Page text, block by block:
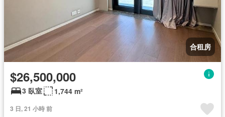
合租房
$26,500,000
3 臥室 1,744 m²
3 日, 21 小時 前